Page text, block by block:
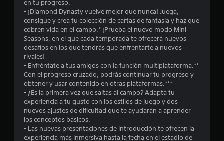
:
4
.
0
e
s
en tu progreso.
- ¡Diamond Dynasty vuelve mejor que nunca! Juega,
consigue y crea tu colección de cartas de fantasía y haz que
cobren vida en el campo.* ¡Prueba el nuevo modo Mini
Seasons, en el que cada temporada te ofrecerá nuevos
desafíos en los que tendrás que enfrentarte a nuevos
rivales!
- Enfréntate a tus amigos con la función multiplataforma.**
Con el progreso cruzado, podrás continuar tu progreso y
obtener y usar contenido en otras plataformas.***
- ¿Es la primera vez que saltas al campo? Adapta tu
experiencia a tu gusto con los estilos de juego y dos
nuevos ajustes de dificultad que te ayudarán a aprender
los conceptos básicos.
- Las nuevas presentaciones de introducción te ofrecen la
experiencia más inmersiva hasta la fecha en el estadio de